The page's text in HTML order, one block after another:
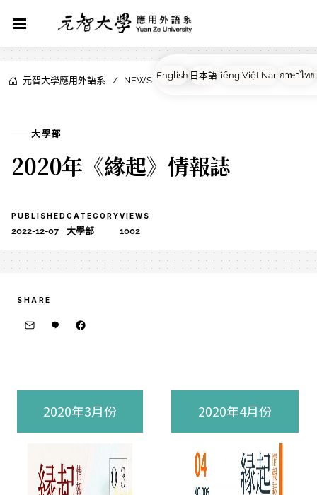
元智大學應用外語系 NEWS 大學部
大學部
2020年《緣起》情報誌
PUBLISHED
2022-12-07
CATEGORY
大學部
VIEWS
1002
SHARE
2020年3月份 2020年4月份